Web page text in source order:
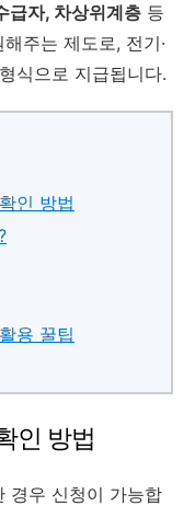
급자, 차상위계층 등
주는 제도로, 전기·
식으로 지급됩니다.
인 방법
용 꿀팁
인 방법
경우 신청이 가능합